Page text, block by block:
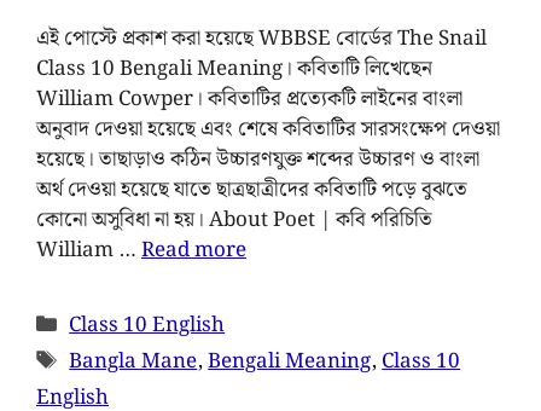
এই পোস্টে প্রকাশ করা হয়েছে WBBSE বোর্ডের The Snail
Class 10 Bengali Meaning। কবিতাটি লিখেছেন
William Cowper। কবিতাটির প্রত্যেকটি লাইনের বাংলা
অনুবাদ দেওয়া হয়েছে এবং শেষে কবিতাটির সারসংক্ষেপ দেওয়া
হয়েছে। তাছাড়াও কঠিন উচ্চারণযুক্ত শব্দের উচ্চারণ ও বাংলা
অর্থ দেওয়া হয়েছে যাতে ছাত্রছাত্রীদের কবিতাটি পড়ে বুঝতে
কোনো অসুবিধা না হয়। About Poet | কবি পরিচিতি
William …Read more
Class 10 English
Bangla Mane,Bengali Meaning,Class 10
English